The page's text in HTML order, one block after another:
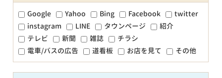
Google Yahoo Bing Facebook
twitter
instagram
LINE タウンページ
紹介
テレビ
新聞 雑誌
チラシ
電車/バスの広告
道看板 お店を見て その他